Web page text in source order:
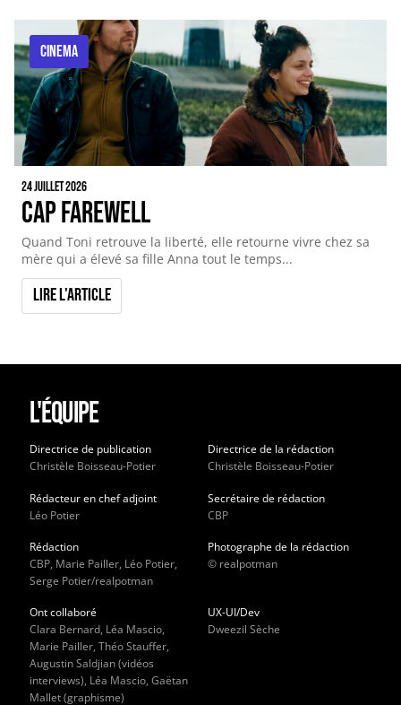
CINEMA
24 juillet 2026
Cap Farewell
Quand Toni retrouve la liberté, elle retourne vivre chez sa
mère qui a élevé sa fille Anna tout le temps...
Lire l'article
L'équipe
Directrice de publication
Christèle Boisseau-Potier
Directrice de la rédaction
Christèle Boisseau-Potier
Rédacteur en chef adjoint
Léo Potier
Secrétaire de rédaction
CBP
Rédaction
CBP, Marie Pailler, Léo Potier,
Serge Potier/realpotman
Photographe de la rédaction
© realpotman
Ont collaboré
Clara Bernard, Léa Mascio,
Marie Pailler, Théo Stauffer,
Augustin Saldjian (vidéos
interviews), Léa Mascio, Gaëtan
Mallet (graphisme)
UX-UI/Dev
Dweezil Sèche